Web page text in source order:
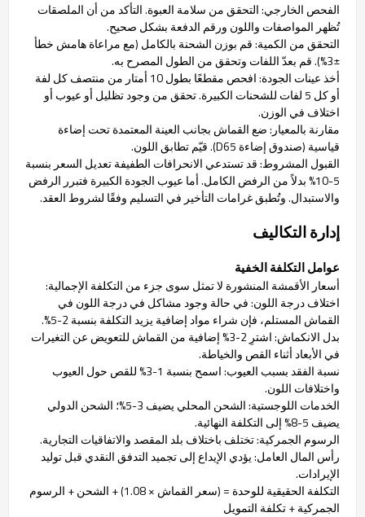
الفحص الخارجي: التحقق من سلامة العبوة. التأكد من أن الملصقات
تُظهر المواصفات واللون ورقم الدفعة بشكل صحيح.
التحقق من الكمية: قم بوزن الشحنة بالكامل (مع مراعاة هامش خطأ
±3%). قم بعدّ اللفات وتحقق من الطول المصرح به.
أخذ عينات الجودة: افحص مقطعًا بطول 10 أمتار من منتصف كل لفة
أو كل 5 لفات للشحنات الكبيرة. تحقق من وجود تظليل أو عيوب أو
اختلاف في الوزن.
مقارنة بالمعيار: ضع القماش بجانب العينة المعتمدة تحت إضاءة
قياسية (صندوق إضاءة D65). قيّم تطابق اللون.
القبول المشروط: قد تستدعي الانحرافات الطفيفة تعديل السعر بنسبة
5-10% بدلاً من الرفض الكامل. أما عيوب الجودة الكبيرة فتبرر الرفض
والاستبدال. وتُطبق غرامات التأخير في التسليم وفقًا لشروط العقد.
إدارة التكاليف
عوامل التكلفة الخفية
أسعار الأقمشة المنشورة لا تمثل سوى جزء من التكلفة الإجمالية:
اختلاف درجة اللون: في حالة وجود مشاكل في درجة اللون في
القماش المستلم، فإن شراء مواد إضافية يزيد التكلفة بنسبة 2-5%.
بدل الانكماش: اشترِ 2-3% إضافية من القماش للتعويض عن التغيرات
في الأبعاد أثناء القص والخياطة.
نسبة الفقد بسبب العيوب: اسمح بنسبة 1-3% للقص حول العيوب
واختلافات اللون.
الخدمات اللوجستية: الشحن المحلي يضيف 3-5%؛ الشحن الدولي
يضيف 5-8% إلى التكلفة النهائية.
الرسوم الجمركية: تختلف باختلاف بلد المقصد والاتفاقيات التجارية.
رأس المال العامل: يؤدي الإيداع إلى تجميد التدفق النقدي قبل توليد
الإيرادات.
التكلفة الحقيقية للوحدة = (سعر القماش × 1.08) + الشحن + الرسوم
الجمركية + تكلفة التمويل